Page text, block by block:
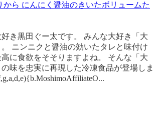
から にんにく醤油のきいたボリュームた
き黒田ぐー太です。 みんな大好き「大
ニンニクと醤油の効いたタレと味付け
に食欲をそそりますよね。 そんな「大
味を忠実に再現した冷凍食品が登場しま